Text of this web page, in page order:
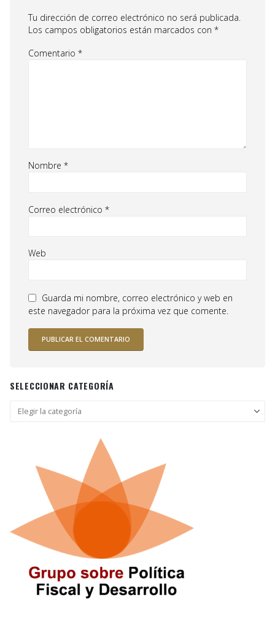
Tu dirección de correo electrónico no será publicada.
Los campos obligatorios están marcados con *
Comentario *
Nombre *
Correo electrónico *
Web
Guarda mi nombre, correo electrónico y web en
este navegador para la próxima vez que comente.
SELECCIONAR CATEGORÍA
Seleccionar
categoría